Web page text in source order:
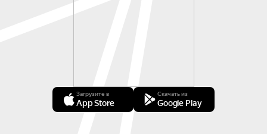
Загрузите в
App Store
Скачать из
Google Play